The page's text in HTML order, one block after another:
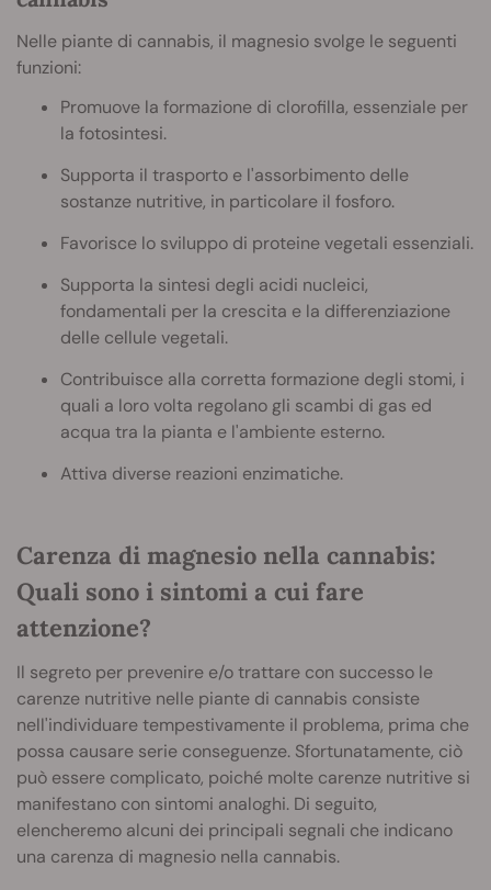
Nelle piante di cannabis, il magnesio svolge le seguenti
funzioni:
Promuove la formazione di clorofilla, essenziale per
la fotosintesi.
Supporta il trasporto e l'assorbimento delle
sostanze nutritive, in particolare il fosforo.
Favorisce lo sviluppo di proteine vegetali essenziali.
Supporta la sintesi degli acidi nucleici,
fondamentali per la crescita e la differenziazione
delle cellule vegetali.
Contribuisce alla corretta formazione degli stomi, i
quali a loro volta regolano gli scambi di gas ed
acqua tra la pianta e l'ambiente esterno.
Attiva diverse reazioni enzimatiche.
Carenza di magnesio nella cannabis:
Quali sono i sintomi a cui fare
attenzione?
Il segreto per prevenire e/o trattare con successo le
carenze nutritive nelle piante di cannabis consiste
nell'individuare tempestivamente il problema, prima che
possa causare serie conseguenze. Sfortunatamente, ciò
può essere complicato, poiché molte carenze nutritive si
manifestano con sintomi analoghi. Di seguito,
elencheremo alcuni dei principali segnali che indicano
una carenza di magnesio nella cannabis.